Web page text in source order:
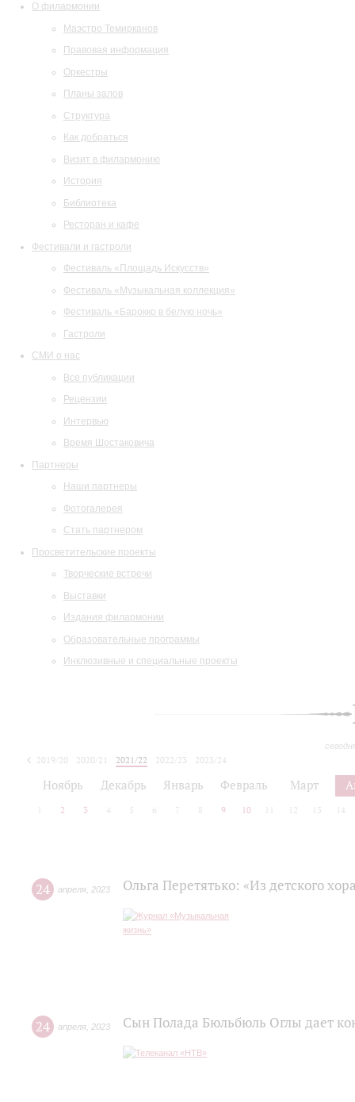
О филармонии
Маэстро Темирканов
Правовая информация
Оркестры
Планы залов
Структура
Как добраться
Визит в филармонию
История
Библиотека
Ресторан и кафе
Фестивали и гастроли
Фестиваль «Площадь Искусств»
Фестиваль «Музыкальная коллекция»
Фестиваль «Барокко в белую ночь»
Гастроли
СМИ о нас
Все публикации
Рецензии
Интервью
Время Шостаковича
Партнеры
Наши партнеры
Фотогалерея
Стать партнером
Просветительские проекты
Творческие встречи
Выставки
Издания филармонии
Образовательные программы
Инклюзивные и специальные проекты
2019/20 2020/21 2021/22 2022/23
2023/24
Ноябрь Декабрь Январь Февраль Март
2 3 4 5 6 7 8 9 10 12 13 14
24 апреля 2023 Ольга Перетятько: «Из детского
24 апреля 2023 Сын Полада Бюльбюль Оглы дает